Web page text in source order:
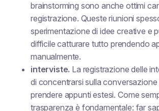
brainstorming sono anche ottimi
registrazione. Queste riunioni
sperimentazione di idee creative e
difficile catturare tutto prendendo
manualmente.
interviste. La registrazione delle
di concentrarsi sulla
prendere appunti estesi. Come
trasparenza è fondamentale: far